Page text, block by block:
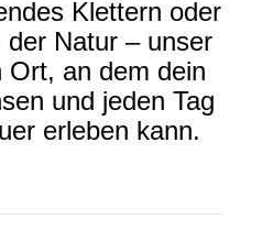
Klettern oder
der Natur – unser
Ort, an dem dein
und jeden Tag
erleben kann.